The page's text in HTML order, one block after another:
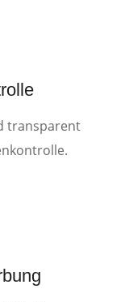
transparent